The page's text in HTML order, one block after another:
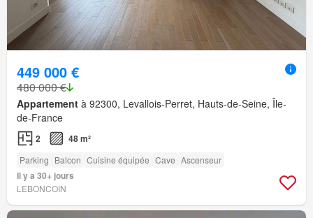
449 000 €
480 000 €
Appartement à 92300, Levallois-Perret, Hauts-de-Seine, Île-
de-France
2 48 m²
Parking Balcon Cuisine équipée Cave Ascenseur
Il y a 30+ jours
LEBONCOIN